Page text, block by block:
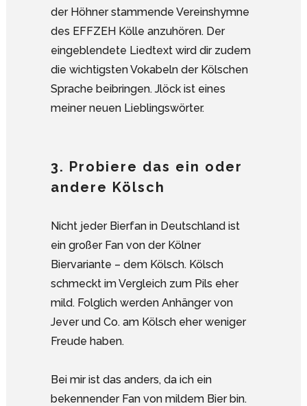
der Höhner stammende Vereinshymne
des EFFZEH Kölle anzuhören. Der
eingeblendete Liedtext wird dir zudem
die wichtigsten Vokabeln der Kölschen
Sprache beibringen. Jlöck ist eines
meiner neuen Lieblingswörter.
3. Probiere das ein oder
andere Kölsch
Nicht jeder Bierfan in Deutschland ist
ein großer Fan von der Kölner
Biervariante – dem Kölsch. Kölsch
schmeckt im Vergleich zum Pils eher
mild. Folglich werden Anhänger von
Jever und Co. am Kölsch eher weniger
Freude haben.
Bei mir ist das anders, da ich ein
bekennender Fan von mildem Bier bin.